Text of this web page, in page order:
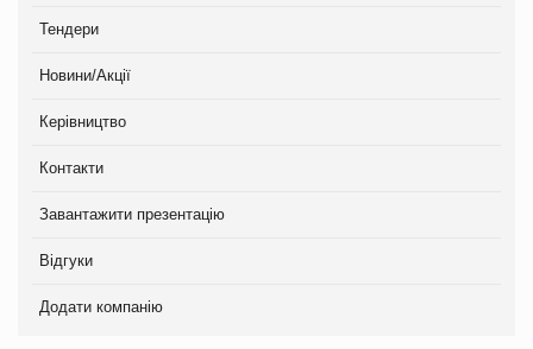
Тендери
Новини/Акції
Керівництво
Контакти
Завантажити презентацію
Відгуки
Додати компанію